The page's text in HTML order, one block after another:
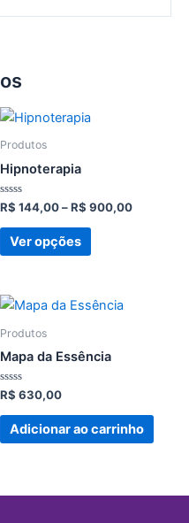
Produtos
Hipnoterapia
Avaliação
0
de
R$ 144,00–R$ 900,00
Ver opções
Este
variantes.
escolhidas
página
Produtos
Mapa da Essência
Avaliação
0
de
R$ 630,00
Adicionar ao carrinho